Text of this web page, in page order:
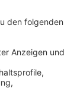
- wir